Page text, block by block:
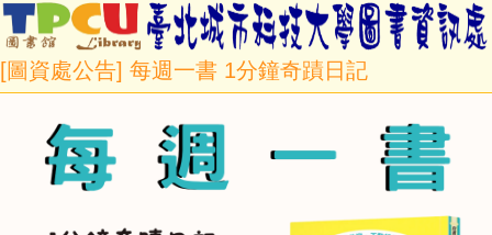
[圖資處公告] 每週一書 1分鐘奇蹟日記